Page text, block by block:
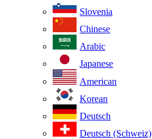
Slovenia
Chinese
Arabic
Japanese
American
Korean
Deutsch
Deutsch (Schweiz)